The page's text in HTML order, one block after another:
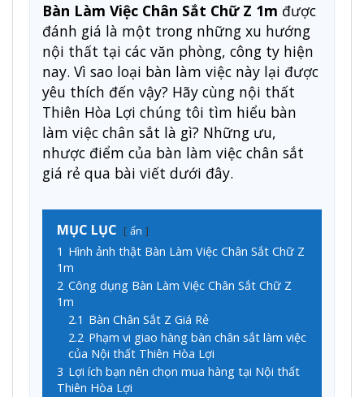
Bàn Làm Việc Chân Sắt Chữ Z 1m được
đánh giá là một trong những xu hướng
nội thất tại các văn phòng, công ty hiện
nay. Vì sao loại bàn làm việc này lại được
yêu thích đến vậy? Hãy cùng nội thất
Thiên Hòa Lợi chúng tôi tìm hiểu bàn
làm việc chân sắt là gì? Những ưu,
nhược điểm của bàn làm việc chân sắt
giá rẻ qua bài viết dưới đây.
MỤC LỤC ẩn
1 Hình ảnh thật Bàn Làm Việc Chân Sắt Chữ Z
1m
2 Công dụng Bàn Làm Việc Chân Sắt Chữ Z
1m
2.1 Bàn Chân Sắt Z Giá Rẻ
2.2 Phạm vi giao hàng bàn chân sắt làm việc
của Nội thất Thiên Hòa Lợi
3 Lợi ích bạn nên chọn mua hàng tại Nội thất
Thiên Hòa Lợi